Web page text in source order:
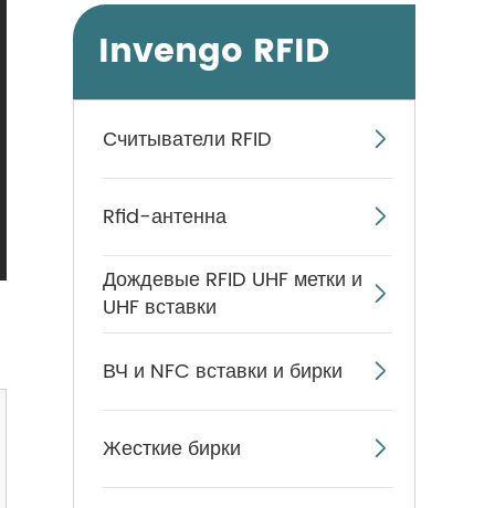
Invengo RFID
Считыватели RFID 
Rfid-антенна 
Дождевые RFID UHF метки и
UHF вставки

ВЧ и NFC вставки и бирки 
Жесткие бирки 